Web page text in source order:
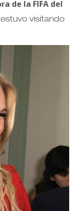
de la FIFA del
visitando